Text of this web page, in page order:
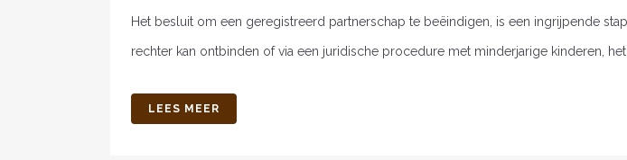
Het besluit om een geregistreerd partnerschap te beëindigen, is een ingrijpende
rechter kan ontbinden of via een juridische procedure met minderjarige kinderen,
LEES MEER